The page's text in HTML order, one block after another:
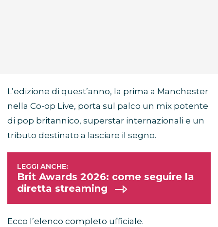
L’edizione di quest’anno, la prima a Manchester
nella Co-op Live, porta sul palco un mix potente
di pop britannico, superstar internazionali e un
tributo destinato a lasciare il segno.
Brit Awards 2026: come seguire la
diretta streaming
Ecco l’elenco completo ufficiale.